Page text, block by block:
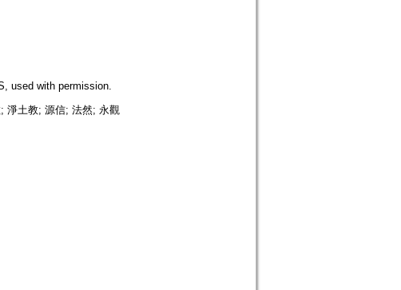
used with permission.
淨土教; 源信; 法然; 永觀